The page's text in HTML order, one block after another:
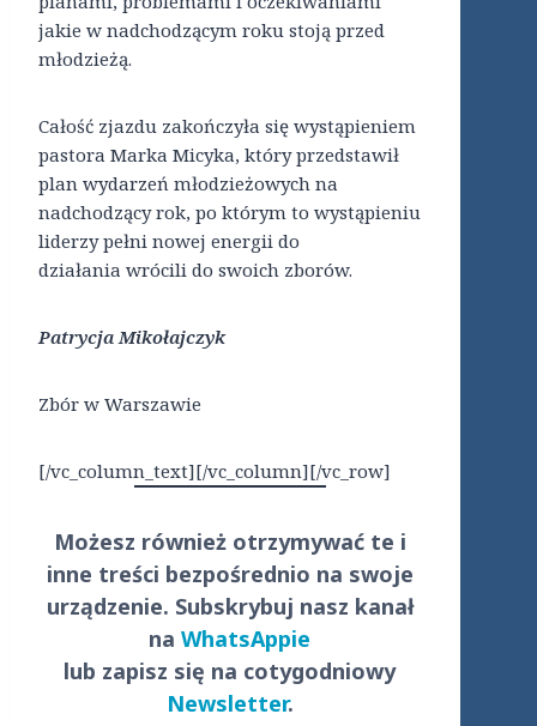
jakie w nadchodzącym roku stoją przed
młodzieżą.
Całość zjazdu zakończyła się wystąpieniem
pastora Marka Micyka, który przedstawił
plan wydarzeń młodzieżowych na
nadchodzący rok, po którym to wystąpieniu
liderzy pełni nowej energii do
działania wrócili do swoich zborów.
Patrycja Mikołajczyk
Zbór w Warszawie
[/vc_column_text][/vc_column][/vc_row]
Możesz również otrzymywać te i
inne treści bezpośrednio na swoje
urządzenie. Subskrybuj nasz kanał
naWhatsAppie
lub zapisz się na cotygodniowy
Newsletter.